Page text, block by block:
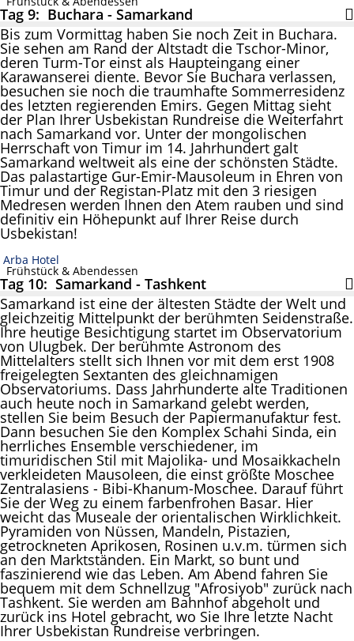
Tag 9: Buchara - Samarkand
Bis zum Vormittag haben Sie noch Zeit in Buchara.
Sie sehen am Rand der Altstadt die Tschor-Minor,
deren Turm-Tor einst als Haupteingang einer
Karawanserei diente. Bevor Sie Buchara verlassen,
besuchen sie noch die traumhafte Sommerresidenz
des letzten regierenden Emirs. Gegen Mittag sieht
der Plan Ihrer Usbekistan Rundreise die Weiterfahrt
nach Samarkand vor. Unter der mongolischen
Herrschaft von Timur im 14. Jahrhundert galt
Samarkand weltweit als eine der schönsten Städte.
Das palastartige Gur-Emir-Mausoleum in Ehren von
Timur und der Registan-Platz mit den 3 riesigen
Medresen werden Ihnen den Atem rauben und sind
definitiv ein Höhepunkt auf Ihrer Reise durch
Usbekistan!
Arba Hotel
Frühstück & Abendessen
Tag 10: Samarkand - Tashkent
Samarkand ist eine der ältesten Städte der Welt und
gleichzeitig Mittelpunkt der berühmten Seidenstraße.
Ihre heutige Besichtigung startet im Observatorium
von Ulugbek. Der berühmte Astronom des
Mittelalters stellt sich Ihnen vor mit dem erst 1908
freigelegten Sextanten des gleichnamigen
Observatoriums. Dass Jahrhunderte alte Traditionen
auch heute noch in Samarkand gelebt werden,
stellen Sie beim Besuch der Papiermanufaktur fest.
Dann besuchen Sie den Komplex Schahi Sinda, ein
herrliches Ensemble verschiedener, im
timuridischen Stil mit Majolika- und Mosaikkacheln
verkleideten Mausoleen, die einst größte Moschee
Zentralasiens - Bibi-Khanum-Moschee. Darauf führt
Sie der Weg zu einem farbenfrohen Basar. Hier
weicht das Museale der orientalischen Wirklichkeit.
Pyramiden von Nüssen, Mandeln, Pistazien,
getrockneten Aprikosen, Rosinen u.v.m. türmen sich
an den Marktständen. Ein Markt, so bunt und
faszinierend wie das Leben. Am Abend fahren Sie
bequem mit dem Schnellzug "Afrosiyob" zurück nach
Tashkent. Sie werden am Bahnhof abgeholt und
zurück ins Hotel gebracht, wo Sie Ihre letzte Nacht
Ihrer Usbekistan Rundreise verbringen.